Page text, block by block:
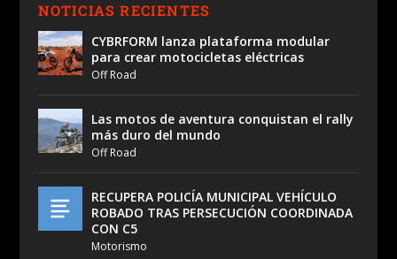
NOTICIAS RECIENTES
CYBRFORM lanza plataforma modular
para crear motocicletas eléctricas
Off Road
Las motos de aventura conquistan el rally
más duro del mundo
Off Road
RECUPERA POLICÍA MUNICIPAL VEHÍCULO
ROBADO TRAS PERSECUCIÓN COORDINADA
CON C5
Motorismo